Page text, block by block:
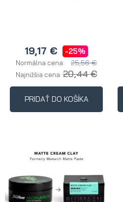
19,17 € -25%
Normálna cena: 25,56 €
Najnižšia cena:20,44 €
PRIDAŤ DO KOŠÍKA